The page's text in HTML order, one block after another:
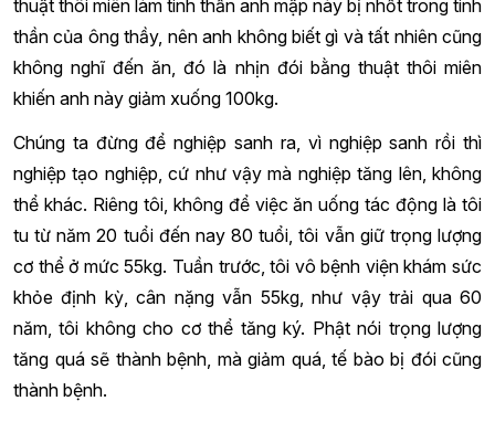
thuật thôi miên làm tinh thần anh mập này bị nhốt trong tinh
thần của ông thầy, nên anh không biết gì và tất nhiên cũng
không nghĩ đến ăn, đó là nhịn đói bằng thuật thôi miên
khiến anh này giảm xuống 100kg.
Chúng ta đừng để nghiệp sanh ra, vì nghiệp sanh rồi thì
nghiệp tạo nghiệp, cứ như vậy mà nghiệp tăng lên, không
thể khác. Riêng tôi, không để việc ăn uống tác động là tôi
tu từ năm 20 tuổi đến nay 80 tuổi, tôi vẫn giữ trọng lượng
cơ thể ở mức 55kg. Tuần trước, tôi vô bệnh viện khám sức
khỏe định kỳ, cân nặng vẫn 55kg, như vậy trải qua 60
năm, tôi không cho cơ thể tăng ký. Phật nói trọng lượng
tăng quá sẽ thành bệnh, mà giảm quá, tế bào bị đói cũng
thành bệnh.